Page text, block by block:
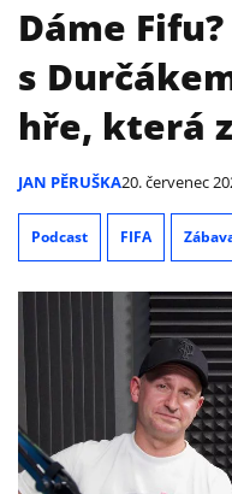
Dáme
s
hře, která
JAN PĚRUŠKA20. červenec
Podcast FIFA